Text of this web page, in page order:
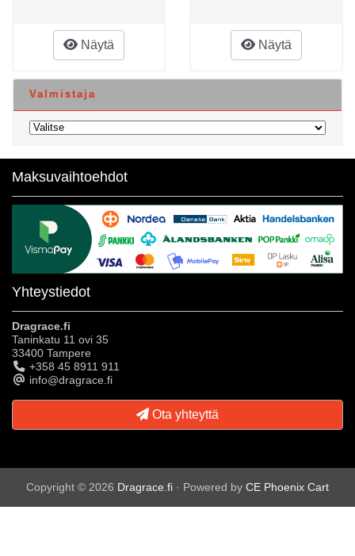
Näytä Näytä
Valmistaja
Maksuvaihtoehdot
Yhteystiedot
Dragrace.fi
Taninkatu 11 ovi 35
33400 Tampere
+358 45 8911 911
info@dragrace.fi
Ota yhteyttä
Copyright © 2026 Dragrace.fi · Powered by CE Phoenix Cart